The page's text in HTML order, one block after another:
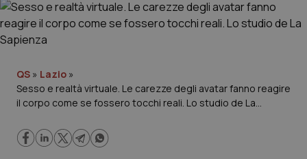
Cronache
Governo e Parlamento
Regioni e Asl
Lavoro e Professioni
QS » Lazio »
Sesso e realtà virtuale. Le carezze degli avatar fanno reagire
il corpo come se fossero tocchi reali. Lo studio de La